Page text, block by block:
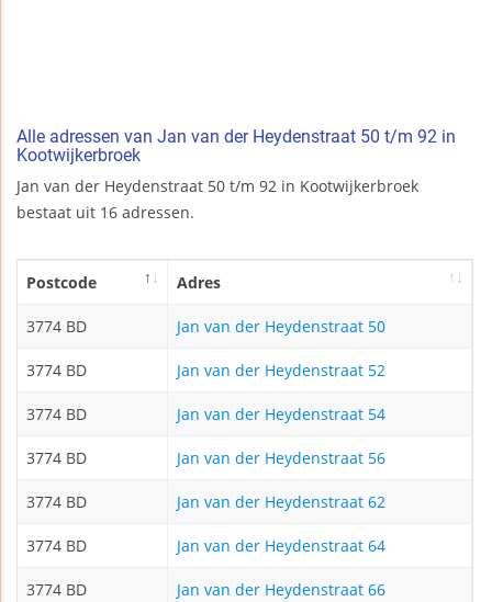
Alle adressen van Jan van der Heydenstraat 50 t/m 92 in
Kootwijkerbroek
Jan van der Heydenstraat 50 t/m 92 in Kootwijkerbroek
bestaat uit 16 adressen.
Postcode Adres
3774 BD Jan van der Heydenstraat 50
3774 BD Jan van der Heydenstraat 52
3774 BD Jan van der Heydenstraat 54
3774 BD Jan van der Heydenstraat 56
3774 BD Jan van der Heydenstraat 62
3774 BD Jan van der Heydenstraat 64
3774 BD Jan van der Heydenstraat 66